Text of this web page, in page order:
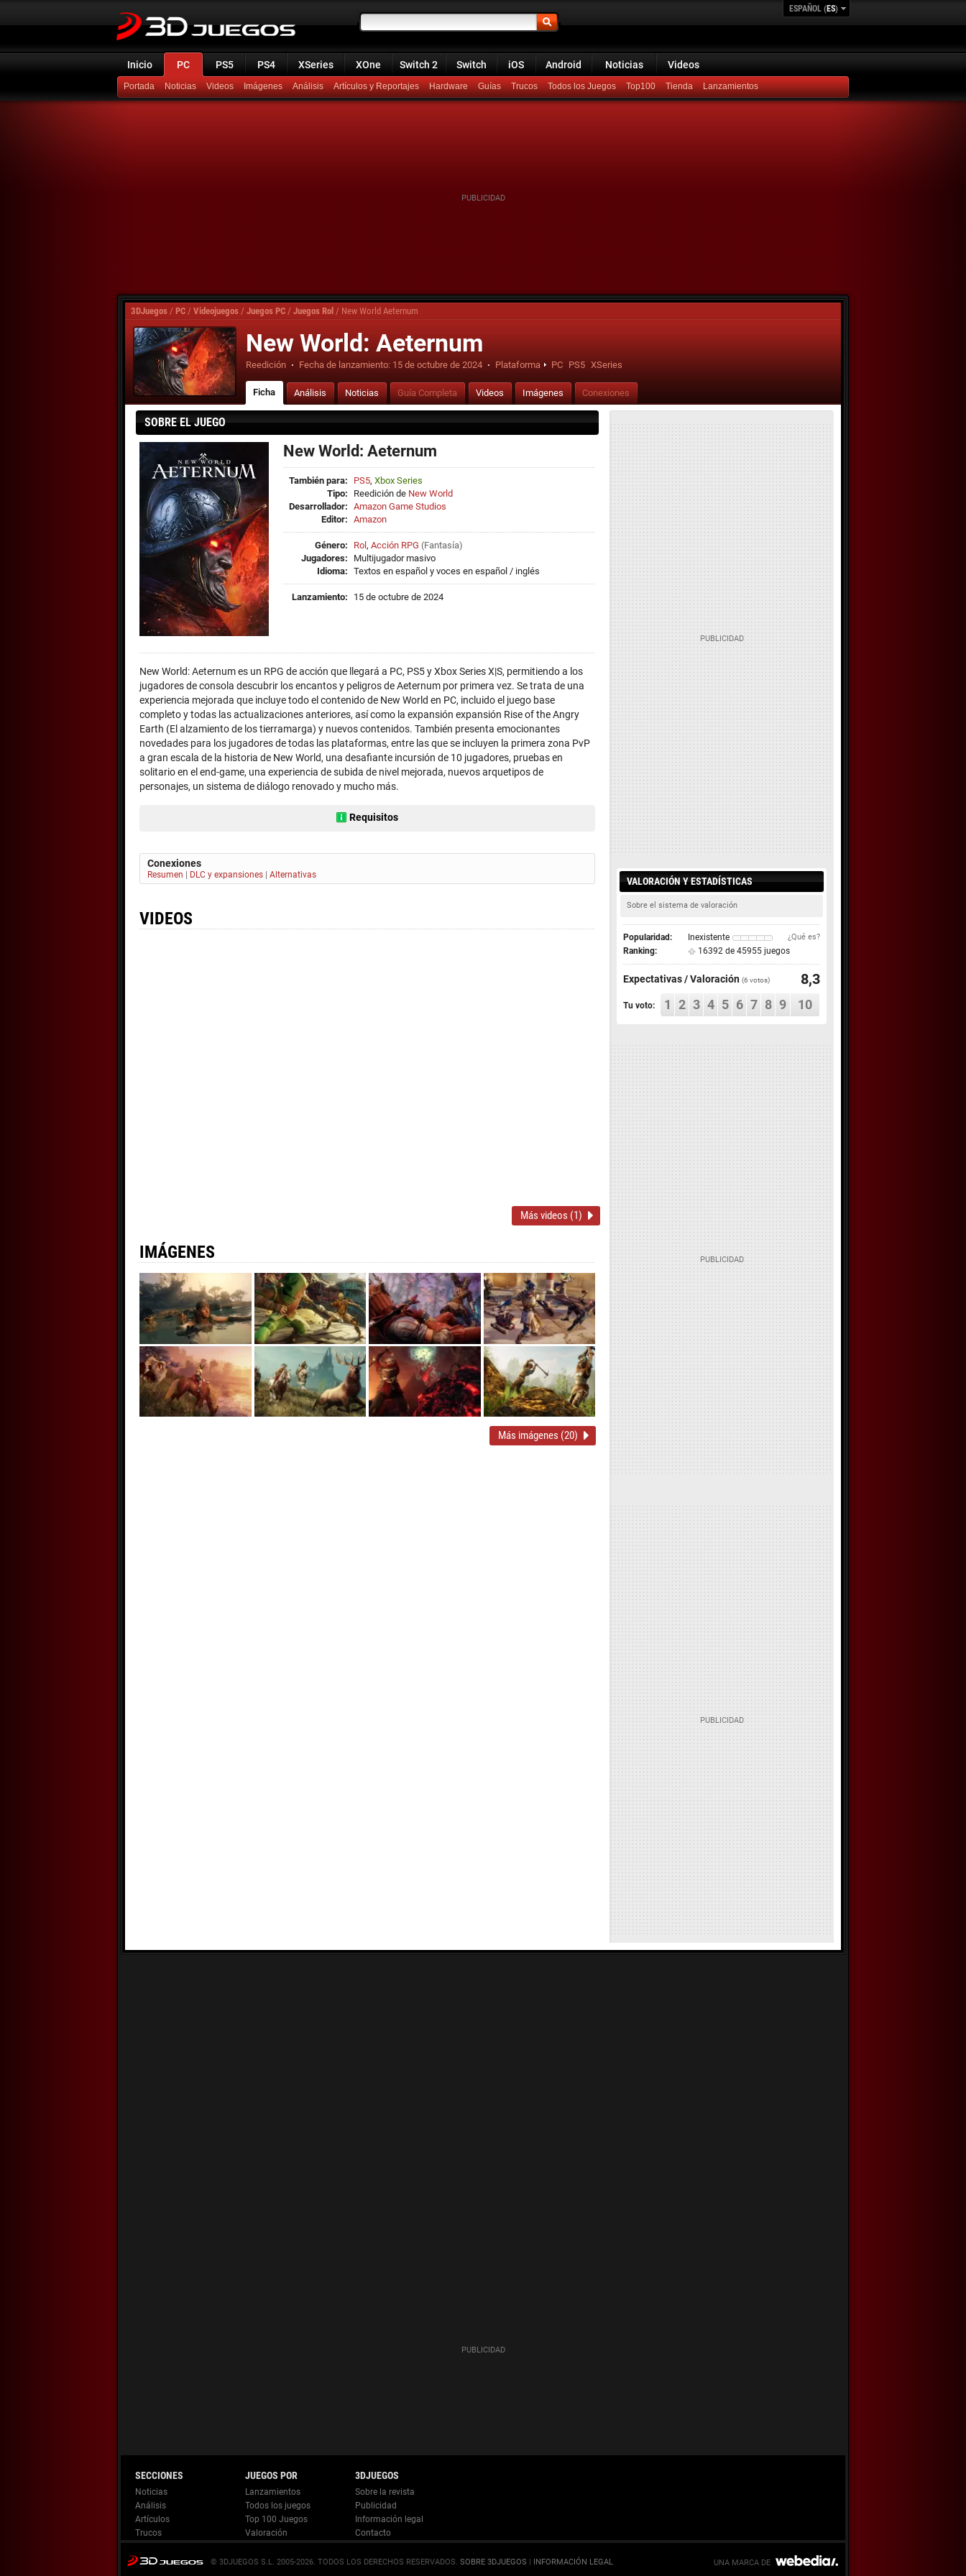
ESPAÑOL (ES)
Inicio PC PS5 PS4 XSeries XOne Switch 2 Switch iOS Android Noticias Videos
Portada Noticias Videos Imágenes Análisis Artículos y Reportajes Hardware Guías Trucos Todos los Juegos Top100 Lanzamientos
3DJuegos / PC / Videojuegos / Juegos PC / Juegos Rol / New World Aeternum
New World: Aeternum
Reedición · Fecha de lanzamiento: 15 de octubre de 2024 · Plataforma PC PS5 XSeries
Ficha Análisis Noticias Guía Completa Videos Imágenes Conexiones
SOBRE EL JUEGO
New World: Aeternum
También para: PS5, Xbox Series
Tipo:
Reedición de New World
Desarrollador: Amazon Game Studios
Editor: Amazon
Género: Rol , Acción RPG (Fantasía)
Jugadores:
Multijugador masivo
Idioma: Textos en español y voces en español / inglés
Lanzamiento: 15 de octubre de 2024
New World: Aeternum es un RPG de acción que llegará a PC, PS5 y Xbox Series X|S, permitiendo a los
jugadores de consola descubrir los encantos y peligros de Aeternum por primera vez. Se trata de una
experiencia mejorada que incluye todo el contenido de New World en PC, incluido el juego base
completo y todas las actualizaciones anteriores, así como la expansión expansión Rise of the Angry
Earth (El alzamiento de los tierramarga) y nuevos contenidos. También presenta emocionantes
novedades para los jugadores de todas las plataformas, entre las que se incluyen la primera zona PvP
a gran escala de la historia de New World, una desafiante incursión de 10 jugadores, pruebas en
solitario en el end-game, una experiencia de subida de nivel mejorada, nuevos arquetipos de
personajes, un sistema de diálogo renovado y mucho más.
Requisitos
Conexiones
Resumen DLC y expansiones Alternativas
VIDEOS
Más videos (1)
IMÁGENES
Más imágenes (20)
VALORACIÓN Y ESTADÍSTICAS
Sobre el sistema de valoración
Popularidad: Inexistente ¿Qué es?
Ranking: 16392 de 45955 juegos
Expectativas / Valoración (6 votos) 8,3
Tu voto: 1 2 3 4 5 6 7 8 9 10
Noticias
Análisis
Artículos
Trucos
Lanzamientos
Todos los juegos
Top 100 Juegos
Valoración
Información legal
© 3DJUEGOS S.L. 2005-2026. . SOBRE 3DJUEGOS | INFORMACIÓN LEGAL